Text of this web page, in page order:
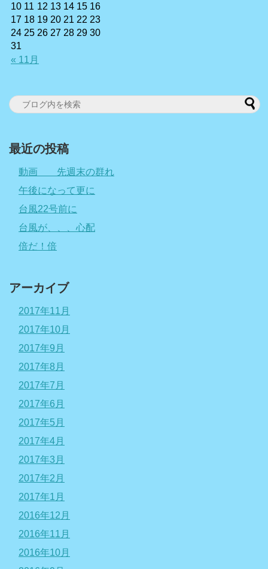
« 11月
10 11 12 13 14 15 16
17 18 19 20 21 22 23
24 25 26 27 28 29 30
31
最近の投稿
動画 先週末の群れ
午後になって更に
台風22号前に
台風が、、、心配
倍だ！倍
アーカイブ
2017年11月
2017年10月
2017年9月
2017年8月
2017年7月
2017年6月
2017年5月
2017年4月
2017年3月
2017年2月
2017年1月
2016年12月
2016年11月
2016年10月